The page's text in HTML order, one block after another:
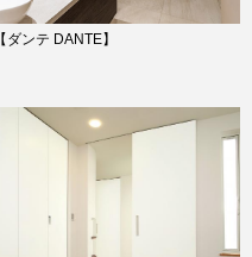
【ダンテ DANTE】